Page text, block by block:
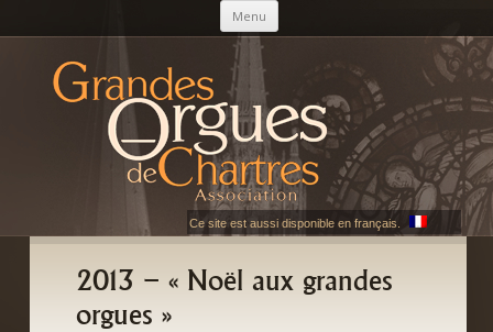
Menu Skip to content
AGOC
Les Grandes Orgues de Chartres
Ce site est aussi disponible en français.
2013 – « Noël aux grandes
orgues »